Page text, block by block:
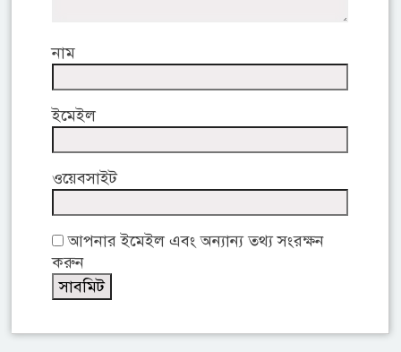
নাম
ইমেইল
ওয়েবসাইট
আপনার ইমেইল এবং অন্যান্য তথ্য সংরক্ষন
করুন